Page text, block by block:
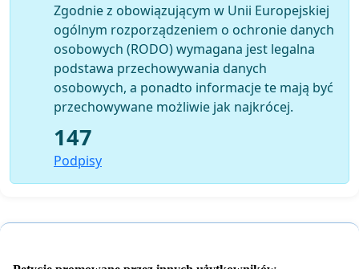
Zgodnie z obowiązującym w Unii Europejskiej
ogólnym rozporządzeniem o ochronie danych
osobowych (RODO) wymagana jest legalna
podstawa przechowywania danych
osobowych, a ponadto informacje te mają być
przechowywane możliwie jak najkrócej.
147
Podpisy